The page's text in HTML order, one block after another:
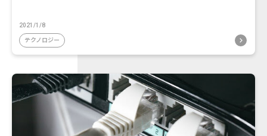
2021/1/8
テクノロジー